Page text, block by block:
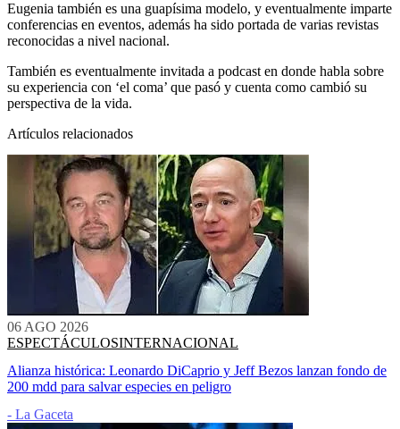
Eugenia también es una guapísima modelo, y eventualmente imparte
conferencias en eventos, además ha sido portada de varias revistas
reconocidas a nivel nacional.
También es eventualmente invitada a podcast en donde habla sobre
su experiencia con ‘el coma’ que pasó y cuenta como cambió su
perspectiva de la vida.
Artículos relacionados
06 AGO 2026
ESPECTÁCULOSINTERNACIONAL
Alianza histórica: Leonardo DiCaprio y Jeff Bezos lanzan fondo de
200 mdd para salvar especies en peligro
- La Gaceta